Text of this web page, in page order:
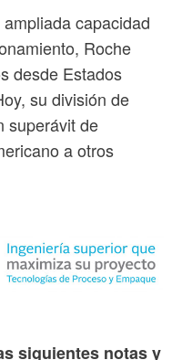
capacidad
Roche
desde Estados
su división de
superávit de
a otros
siguientes notas y